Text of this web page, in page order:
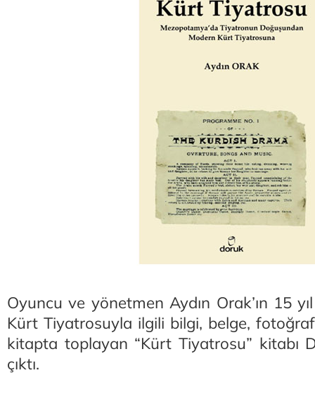
Oyuncu ve yönetmen Aydın Orak’ın 15
Kürt Tiyatrosuyla ilgili bilgi, belge,
kitapta toplayan “Kürt Tiyatrosu” kitabı
çıktı.